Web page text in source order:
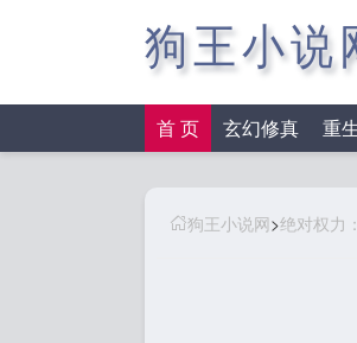
狗王小说
首 页 玄幻修真 重
狗王小说网>绝对权力